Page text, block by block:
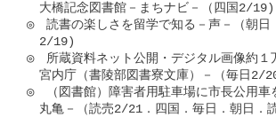
大橋記念図書館－まちナビ－（四国2/19)
◎　読書の楽しさを留学で知る－声－（朝日
2/19)
◎　所蔵資料ネット公開・デジタル画像約１
宮内庁（書陵部図書寮文庫）－（毎日2/20
◎　（図書館）障害者用駐車場に市長公用車
丸亀－（読売2/21．四国．毎日．朝日．